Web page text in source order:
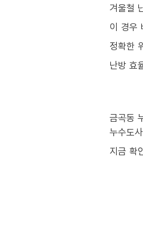
겨울철
이 경우
정확한
난방 효
금곡동
누수도
지금 확